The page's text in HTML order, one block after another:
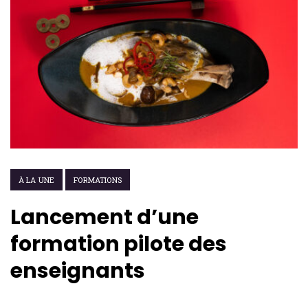
À LA UNE FORMATIONS
Lancement d’une
formation pilote des
enseignants